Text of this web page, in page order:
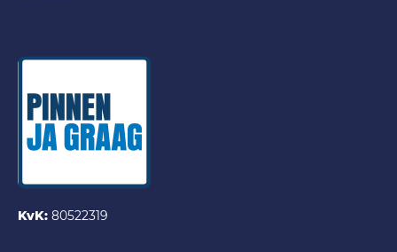
KvK: 80522319